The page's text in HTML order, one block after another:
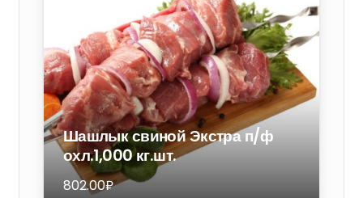
Шашлык свиной Экстра п/ф
охл.1,000 кг.шт.
802.00₽